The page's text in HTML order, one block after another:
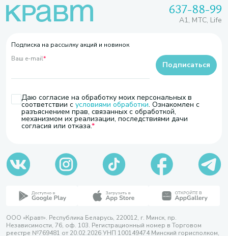
637-88-99
A1, МТС, Life
Подписка на рассылку акций и новинок
Ваш e-mail*
Даю согласие на обработку моих персональных в
соответствии с условиями обработки. Ознакомлен с
разъяснением прав, связанных с обработкой,
механизмом их реализации, последствиями дачи
согласия или отказа.
Подписаться
ООО «Кравт». Республика Беларусь, 220012, г. Минск, пр.
Независимости, 76, оф. 103. Регистрационный номер в Торговом
реестре №769481 от 20.02.2026 УНП 100149474 Минский горисполком,